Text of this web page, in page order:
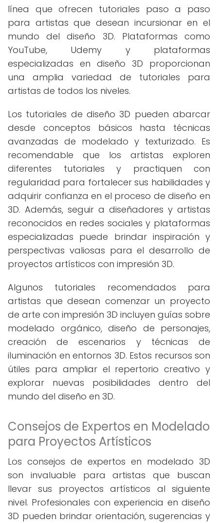
línea que ofrecen tutoriales paso a paso
para artistas que desean incursionar en el
mundo del diseño 3D. Plataformas como
YouTube, Udemy y plataformas
especializadas en diseño 3D proporcionan
una amplia variedad de tutoriales para
artistas de todos los niveles.
Los tutoriales de diseño 3D pueden abarcar
desde conceptos básicos hasta técnicas
avanzadas de modelado y texturizado. Es
recomendable que los artistas exploren
diferentes tutoriales y practiquen con
regularidad para fortalecer sus habilidades y
adquirir confianza en el proceso de diseño en
3D. Además, seguir a diseñadores y artistas
reconocidos en redes sociales y plataformas
especializadas puede brindar inspiración y
perspectivas valiosas para el desarrollo de
proyectos artísticos con impresión 3D.
Algunos tutoriales recomendados para
artistas que desean comenzar un proyecto
de arte con impresión 3D incluyen guías sobre
modelado orgánico, diseño de personajes,
creación de escenarios y técnicas de
iluminación en entornos 3D. Estos recursos son
útiles para ampliar el repertorio creativo y
explorar nuevas posibilidades dentro del
mundo del diseño en 3D.
Consejos de Expertos en Modelado
para Proyectos Artísticos
Los consejos de expertos en modelado 3D
son invaluable para artistas que buscan
llevar sus proyectos artísticos al siguiente
nivel. Profesionales con experiencia en diseño
3D pueden brindar orientación, sugerencias y